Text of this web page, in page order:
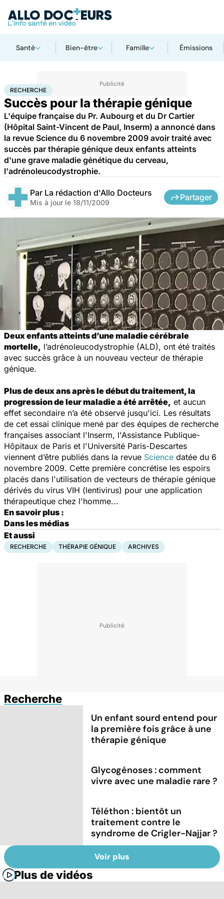
Santé Bien-être Famille Émissions
AccueilSantéMaladies Recherche
RECHERCHE
Succès pour la thérapie génique
L'équipe française du Pr. Aubourg et du Dr Cartier
(Hôpital Saint-Vincent de Paul, Inserm) a annoncé dans
la revue Science du 6 novembre 2009 avoir traité avec
succès par thérapie génique deux enfants atteints
d'une grave maladie génétique du cerveau,
l'adrénoleucodystrophie.
Par La rédaction d'Allo Docteurs
Mis à jour le 18/11/2009
Partager
Deux enfants atteints d’une maladie cérébrale
mortelle, l’adrénoleucodystrophie (ALD), ont été traités
avec succès grâce à un nouveau vecteur de thérapie
génique.
Plus de deux ans après le début du traitement, la
progression de leur maladie a été arrêtée, et aucun
effet secondaire n’a été observé jusqu'ici. Les résultats
de cet essai clinique mené par des équipes de recherche
françaises associant l'Inserm, l'Assistance Publique-
Hôpitaux de Paris et l'Université Paris-Descartes
viennent d’être publiés dans la revue Science datée du 6
novembre 2009. Cette première concrétise les espoirs
placés dans l'utilisation de vecteurs de thérapie génique
dérivés du virus VIH (lentivirus) pour une application
thérapeutique chez l'homme...
En savoir plus :
Dans les médias
Et aussi
RECHERCHE THÉRAPIE GÉNIQUE ARCHIVES
Recherche
Un enfant sourd entend pour
la première fois grâce à une
thérapie génique
Glycogénoses : comment
vivre avec une maladie rare ?
Téléthon : bientôt un
traitement contre le
syndrome de Crigler-Najjar ?
Voir plus
Plus de vidéos